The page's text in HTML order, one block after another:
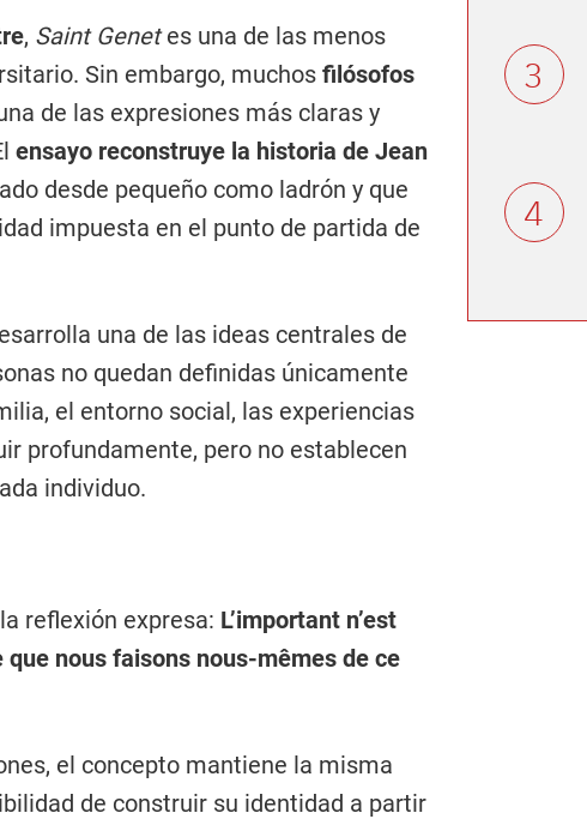
, Saint Genetes una de las menos
Sin embargo, muchos filósofos
de las expresiones más claras y
ensayo reconstruye la historia de Jean
desde pequeño como ladrón y que
impuesta en el punto de partida de
una de las ideas centrales de
no quedan definidas únicamente
el entorno social, las experiencias
profundamente, pero no establecen
individuo.
reflexión expresa: L’important n’est
que nous faisons nous-mêmes de ce
el concepto mantiene la misma
de construir su identidad a partir